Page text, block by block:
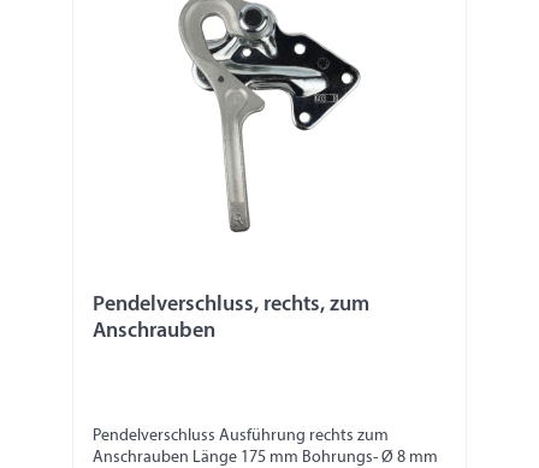
Pendelverschluss, rechts, zum
Anschrauben
Pendelverschluss Ausführung rechts zum
Anschrauben Länge 175 mm Bohrungs- Ø 8 mm